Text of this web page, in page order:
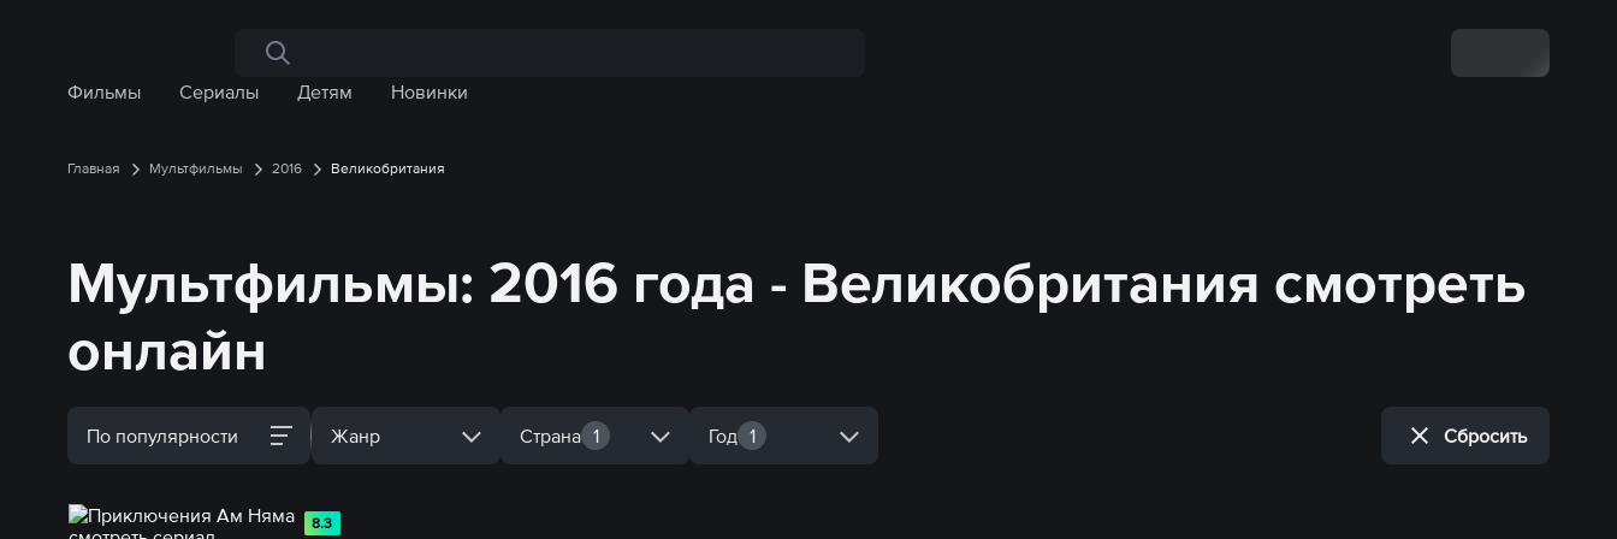
Поиск по сайту
Фильмы
Сериалы Детям Новинки
Главная Мультфильмы 2016 Великобритания
Мультфильмы: 2016 года - Великобритания смотреть
онлайн
По популярности Жанр Страна 1 Год 1 Сбросить
8.3